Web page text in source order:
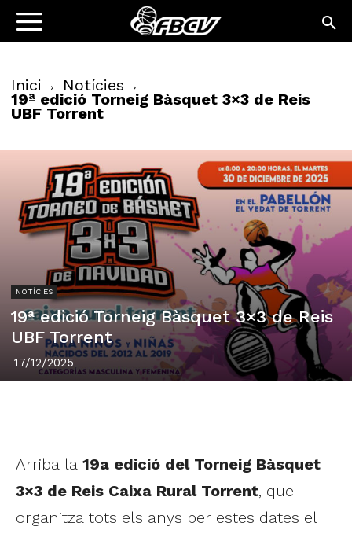
Inici Notícies
19ª edició Torneig Bàsquet 3×3 de Reis
UBF Torrent
NOTÍCIES
19ª edició Torneig Bàsquet 3×3 de Reis
UBF Torrent
17/12/2025
Arriba la 19a edició del Torneig Bàsquet
3×3 de Reis Caixa Rural Torrent, que
organitza tots els anys per estes dates el